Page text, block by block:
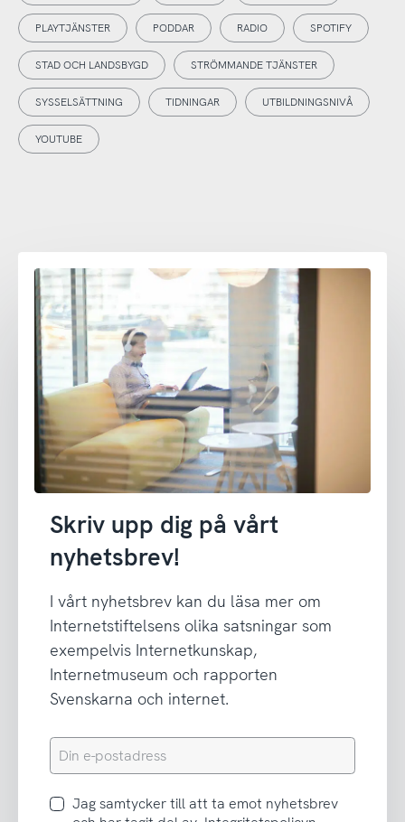
PLAYTJÄNSTER PODDAR RADIO SPOTIFY
STAD OCH LANDSBYGD STRÖMMANDE TJÄNSTER
SYSSELSÄTTNING TIDNINGAR UTBILDNINGSNIVÅ
YOUTUBE
Skriv upp dig på vårt
nyhetsbrev!
I vårt nyhetsbrev kan du läsa mer om
Internetstiftelsens olika satsningar som
exempelvis Internetkunskap,
Internetmuseum och rapporten
Svenskarna och internet.
Din
e-
JagJag samtycker till att ta emot nyhetsbrev